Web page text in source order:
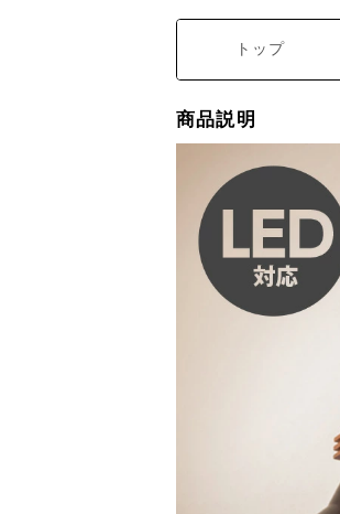
トップ
商品説明